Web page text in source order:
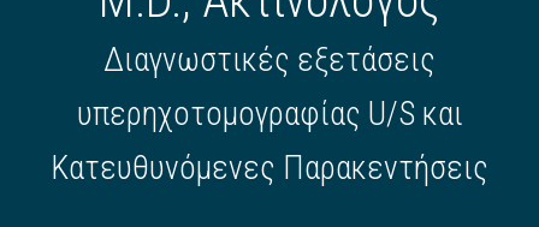
Διαγνωστικές εξετάσεις
υπερηχοτομογραφίας U/S και
Κατευθυνόμενες Παρακεντήσεις